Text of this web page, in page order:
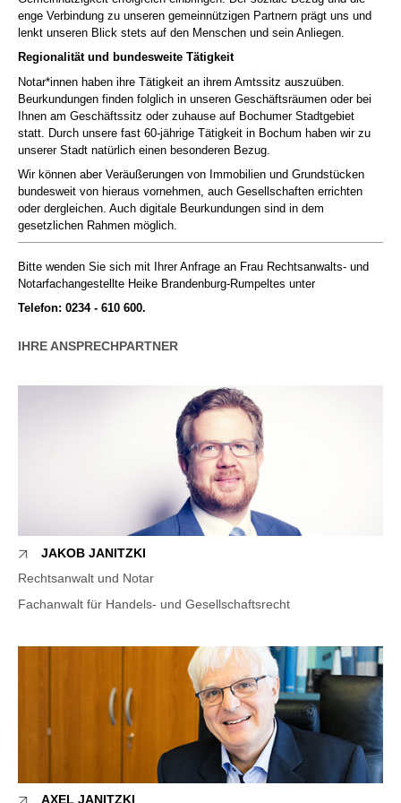
enge Verbindung zu unseren gemeinnützigen Partnern prägt uns und
lenkt unseren Blick stets auf den Menschen und sein Anliegen.
Regionalität und bundesweite Tätigkeit
Notar*innen haben ihre Tätigkeit an ihrem Amtssitz auszuüben.
Beurkundungen finden folglich in unseren Geschäftsräumen oder bei
Ihnen am Geschäftssitz oder zuhause auf Bochumer Stadtgebiet
statt. Durch unsere fast 60-jährige Tätigkeit in Bochum haben wir zu
unserer Stadt natürlich einen besonderen Bezug.
Wir können aber Veräußerungen von Immobilien und Grundstücken
bundesweit von hieraus vornehmen, auch Gesellschaften errichten
oder dergleichen. Auch digitale Beurkundungen sind in dem
gesetzlichen Rahmen möglich.
Bitte wenden Sie sich mit Ihrer Anfrage an Frau Rechtsanwalts- und
Notarfachangestellte Heike Brandenburg-Rumpeltes unter
Telefon: 0234 - 610 600.
IHRE ANSPRECHPARTNER
JAKOB JANITZKI
Rechtsanwalt und Notar
Fachanwalt für Handels- und Gesellschaftsrecht
AXEL JANITZKI